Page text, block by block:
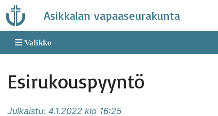
Skip
to
content
Asikkalan vapaaseurakunta
Valikko
Esirukouspyyntö
Julkaistu: 4.1.2022 klo 16:25